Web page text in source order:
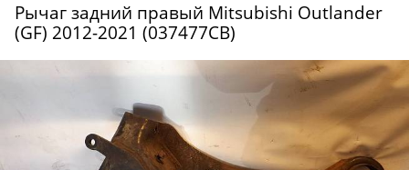
Рычаг задний правый Mitsubishi Outlander
(GF) 2012-2021 (037477СВ)